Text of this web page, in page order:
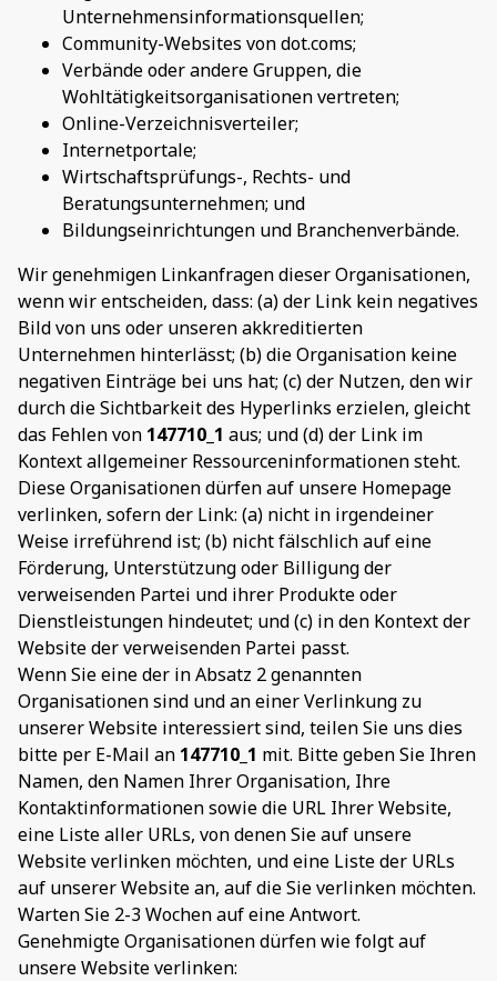
Unternehmensinformationsquellen;
Community-Websites von dot.coms;
Verbände oder andere Gruppen, die
Wohltätigkeitsorganisationen vertreten;
Online-Verzeichnisverteiler;
Internetportale;
Wirtschaftsprüfungs-, Rechts- und
Beratungsunternehmen; und
Bildungseinrichtungen und Branchenverbände.
Wir genehmigen Linkanfragen dieser Organisationen,
wenn wir entscheiden, dass: (a) der Link kein negatives
Bild von uns oder unseren akkreditierten
Unternehmen hinterlässt; (b) die Organisation keine
negativen Einträge bei uns hat; (c) der Nutzen, den wir
durch die Sichtbarkeit des Hyperlinks erzielen, gleicht
das Fehlen von 147710_1 aus; und (d) der Link im
Kontext allgemeiner Ressourceninformationen steht.
Diese Organisationen dürfen auf unsere Homepage
verlinken, sofern der Link: (a) nicht in irgendeiner
Weise irreführend ist; (b) nicht fälschlich auf eine
Förderung, Unterstützung oder Billigung der
verweisenden Partei und ihrer Produkte oder
Dienstleistungen hindeutet; und (c) in den Kontext der
Website der verweisenden Partei passt.
Wenn Sie eine der in Absatz 2 genannten
Organisationen sind und an einer Verlinkung zu
unserer Website interessiert sind, teilen Sie uns dies
bitte per E-Mail an 147710_1 mit. Bitte geben Sie Ihren
Namen, den Namen Ihrer Organisation, Ihre
Kontaktinformationen sowie die URL Ihrer Website,
eine Liste aller URLs, von denen Sie auf unsere
Website verlinken möchten, und eine Liste der URLs
auf unserer Website an, auf die Sie verlinken möchten.
Warten Sie 2-3 Wochen auf eine Antwort.
Genehmigte Organisationen dürfen wie folgt auf
unsere Website verlinken: